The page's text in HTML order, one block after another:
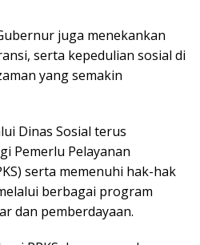
juga menekankan
serta kepedulian sosial di
yang semakin
Dinas Sosial terus
Pemerlu Pelayanan
serta memenuhi hak-hak
berbagai program
dan pemberdayaan.